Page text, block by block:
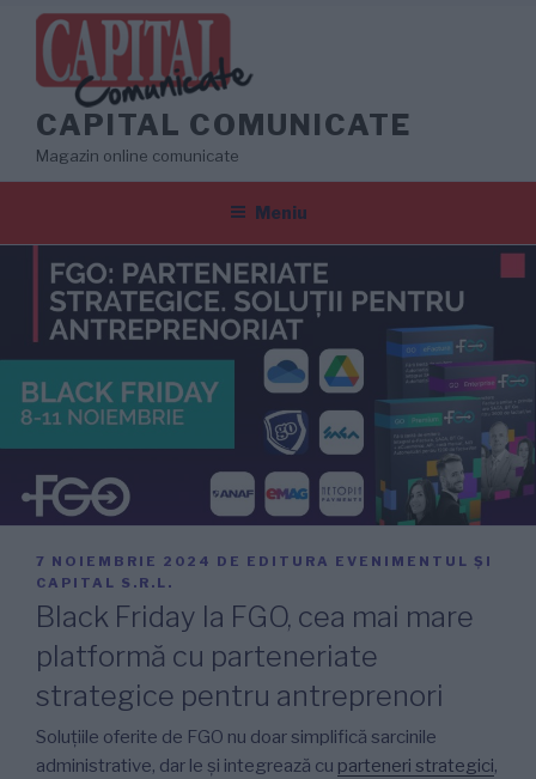
conținut
CAPITAL COMUNICATE
Magazin online comunicate
Meniu
PUBLICAT
PE
7 NOIEMBRIE 2024 DE EDITURA EVENIMENTUL ȘI
CAPITAL S.R.L.
Black Friday la FGO, cea mai mare
platformă cu parteneriate
strategice pentru antreprenori
Soluțiile oferite de FGO nu doar simplifică sarcinile
administrative, dar le și integrează cu parteneri strategici,